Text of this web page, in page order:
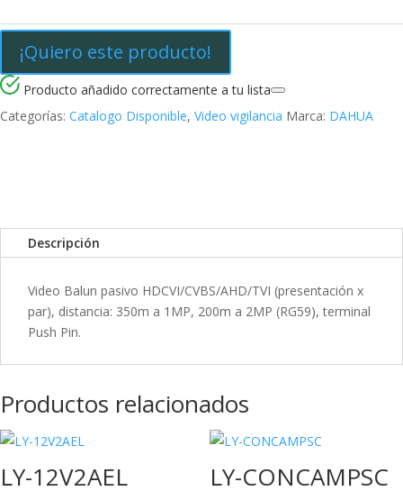
o
o
k
dI
n
ar
ti
r
¡Quiero este producto!
Producto añadido correctamente a tu lista
Categorías: Catalogo Disponible, Video vigilancia Marca: DAHUA
Descripción
Video Balun pasivo HDCVI/CVBS/AHD/TVI (presentación x
par), distancia: 350m a 1MP, 200m a 2MP (RG59), terminal
Push Pin.
Productos relacionados
LY-12V2AEL LY-CONCAMPSC